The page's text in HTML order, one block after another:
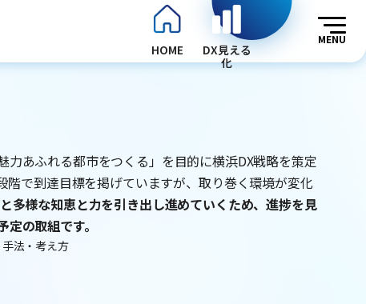
MENU
あふれる都市をつくる」を目的に横浜DX戦略を策定
で到達目標を掲げていますが、取り巻く環境が変化
多様な知恵と力を引き出し進めていくため、進捗を見
の取組です。
法・考え方
HOME
DX見える
化